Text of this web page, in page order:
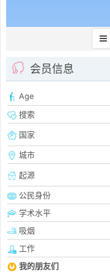
会员信息
Age
搜索
国家
城市
起源
公民身份
学术水平
吸烟
工作
我的朋友们